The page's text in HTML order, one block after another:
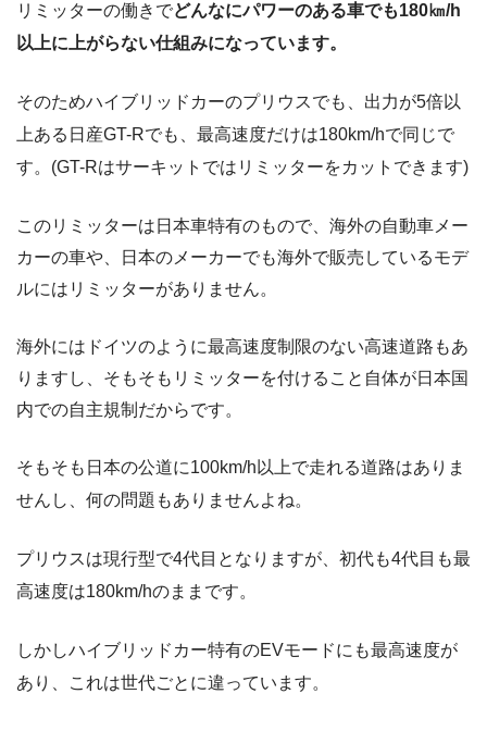
リミッターの働きでどんなにパワーのある車でも180㎞/h
以上に上がらない仕組みになっています。
そのためハイブリッドカーのプリウスでも、出力が5倍以
上ある日産GT-Rでも、最高速度だけは180km/hで同じで
す。(GT-Rはサーキットではリミッターをカットできます)
このリミッターは日本車特有のもので、海外の自動車メー
カーの車や、日本のメーカーでも海外で販売しているモデ
ルにはリミッターがありません。
海外にはドイツのように最高速度制限のない高速道路もあ
りますし、そもそもリミッターを付けること自体が日本国
内での自主規制だからです。
そもそも日本の公道に100km/h以上で走れる道路はありま
せんし、何の問題もありませんよね。
プリウスは現行型で4代目となりますが、初代も4代目も最
高速度は180km/hのままです。
しかしハイブリッドカー特有のEVモードにも最高速度が
あり、これは世代ごとに違っています。